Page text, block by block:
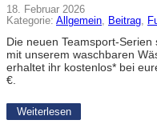
18. Februar 2026
Kategorie: Allgemein, Beitrag,
Die neuen Teamsport-
mit unserem waschbaren
erhaltet ihr kostenlos* bei
€.
Weiterlesen